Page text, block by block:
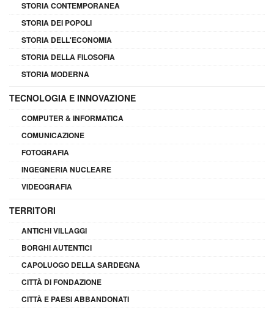
STORIA CONTEMPORANEA
STORIA DEI POPOLI
STORIA DELL'ECONOMIA
STORIA DELLA FILOSOFIA
STORIA MODERNA
TECNOLOGIA E INNOVAZIONE
COMPUTER & INFORMATICA
COMUNICAZIONE
FOTOGRAFIA
INGEGNERIA NUCLEARE
VIDEOGRAFIA
TERRITORI
ANTICHI VILLAGGI
BORGHI AUTENTICI
CAPOLUOGO DELLA SARDEGNA
CITTÀ DI FONDAZIONE
CITTÀ E PAESI ABBANDONATI